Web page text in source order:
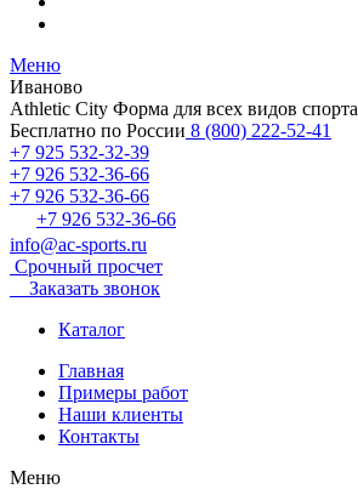
Меню
Иваново
Athletic City Форма для всех видов спорта
Бесплатно по России 8 (800) 222-52-41
+7 925 532-32-39
+7 926 532-36-66
+7 926 532-36-66
+7 926 532-36-66
info@ac-sports.ru
Срочный просчет
Заказать звонок
Каталог
Главная
Примеры работ
Наши клиенты
Контакты
Меню